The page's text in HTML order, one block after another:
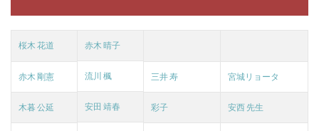
桜木 花道 赤木 晴子
赤木 剛憲 流川 楓 三井 寿 宮城リョータ
木暮 公延 安田 靖春 彩子 安西 先生